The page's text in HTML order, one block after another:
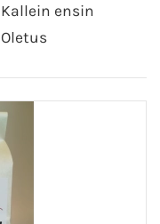
Kallein ensin
Oletus